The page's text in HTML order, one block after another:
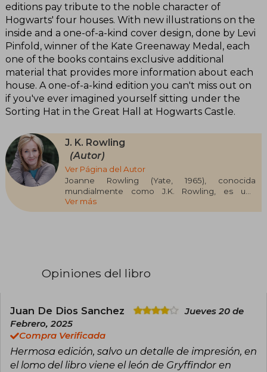
editions pay tribute to the noble character of
Hogwarts' four houses. With new illustrations on the
inside and a one-of-a-kind cover design, done by Levi
Pinfold, winner of the Kate Greenaway Medal, each
one of the books contains exclusive additional
material that provides more information about each
house. A one-of-a-kind edition you can't miss out on
if you've ever imagined yourself sitting under the
Sorting Hat in the Great Hall at Hogwarts Castle.
J. K. Rowling
(Autor)
Ver Página del Autor
Joanne Rowling (Yate, 1965), conocida
mundialmente como J.K. Rowling, es una
escritora y guionista británica que ha dejado una
marca profunda en la literatura contemporánea
diversos empleos, incluyendo Amnistía
superar dificultades personales como la pérdida
de su madre y la crianza en solitario de su hija,
logró publicar en 1997 tras varios rechazos
editoriales. La saga de Harry Potter, con más de
600 millones de ejemplares vendidos y
traducida a múltiples idiomas, es su obra más
Ver más
Opiniones del libro
Juan De Dios Sanchez
Jueves 20 de
Febrero, 2025
Compra Verificada
Hermosa edición, salvo un detalle de impresión, en
el lomo del libro viene el león de Gryffindor en